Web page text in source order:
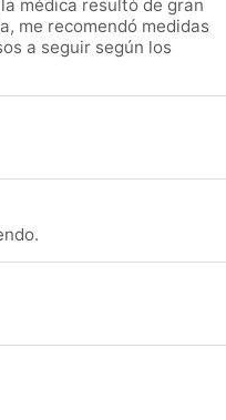
médica resultó de gran
me recomendó medidas
a seguir según los